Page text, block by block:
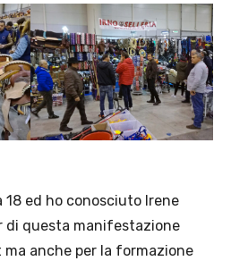
18 ed ho conosciuto Irene
di questa manifestazione
anche per la formazione